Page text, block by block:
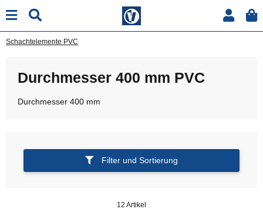
Schachtelemente PVC
Durchmesser 400 mm PVC
Durchmesser 400 mm
Filter und Sortierung
12 Artikel